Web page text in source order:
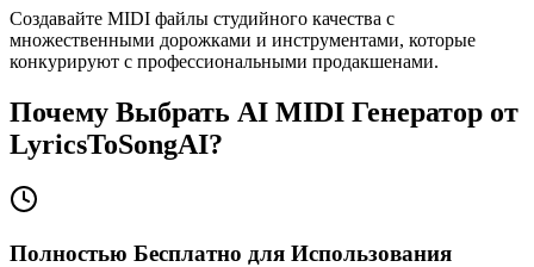
Создавайте MIDI файлы студийного качества с
множественными дорожками и инструментами, которые
конкурируют с профессиональными продакшенами.
Почему Выбрать AI MIDI Генератор от
LyricsToSongAI?
Полностью Бесплатно для Использования